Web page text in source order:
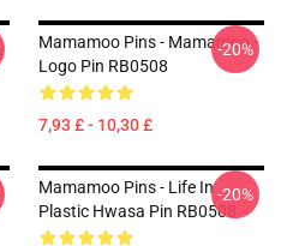
Mamamoo Pins - Mamamoo -
Logo Pin RB0508
7,93 £ - 10,30 £
-20%
Mamamoo Pins - Life In
Plastic Hwasa Pin RB0508
-20%